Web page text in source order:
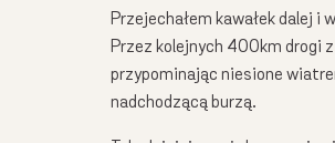
Przejechałem kawałek dalej i
Przez kolejnych 400km drogi
przypominając niesione
nadchodzącą burzą.
Podając swój adres e-mail wyrażasz zgodę na
treści marketingowych dotyczących